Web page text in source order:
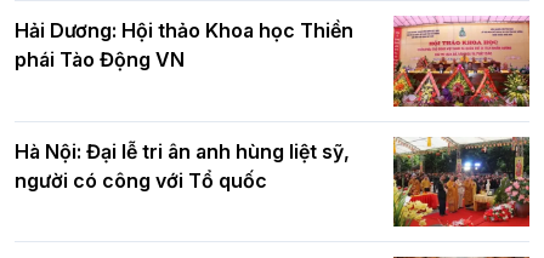
Hải Dương: Hội thảo Khoa học Thiền
phái Tào Động VN
Hà Nội: Đại lễ tri ân anh hùng liệt sỹ,
người có công với Tổ quốc